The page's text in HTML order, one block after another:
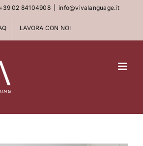
+39 02 84104908 info@vivalanguage.it
LAVORA CON NOI